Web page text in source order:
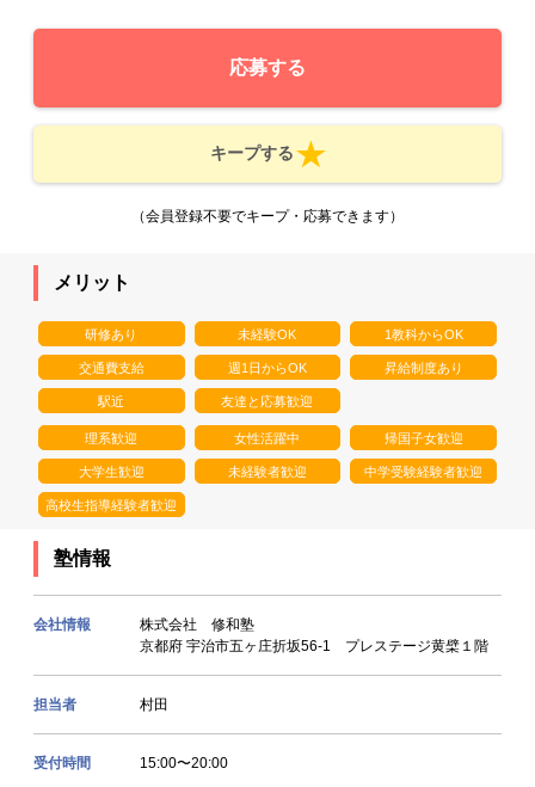
応募する
キープする
（会員登録不要でキープ・応募できます）
メリット
研修あり 未経験OK 1教科からOK
交通費支給 週1日からOK 昇給制度あり
駅近 友達と応募歓迎
理系歓迎 女性活躍中 帰国子女歓迎
大学生歓迎 未経験者歓迎 中学受験経験者歓迎
高校生指導経験者歓迎
塾情報
会社情報
株式会社 修和塾
京都府 宇治市五ヶ庄折坂56-1 プレステージ黄檗１階
担当者 村田
受付時間 15:00〜20:00